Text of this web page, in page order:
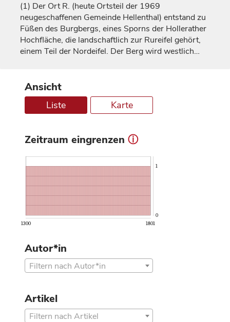
(1) Der Ort R. (heute Ortsteil der 1969
neugeschaffenen Gemeinde Hellenthal) entstand zu
Füßen des Burgbergs, eines Sporns der Hollerather
Hochfläche, die landschaftlich zur Rureifel gehört,
einem Teil der Nordeifel. Der Berg wird westlich…
Ansicht
Liste Karte
Zeitraum eingrenzen ⓘ
1300 1801
0
1
Autor*in
Filtern nach Autor*in
Artikel
Filtern nach Artikel